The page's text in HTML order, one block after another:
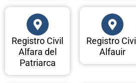
Registro Civil
Alfara del
Patriarca
Registro Civil
Alfauir